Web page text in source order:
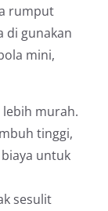
rumput
di gunakan
mini,
murah.
tinggi,
untuk
sesulit